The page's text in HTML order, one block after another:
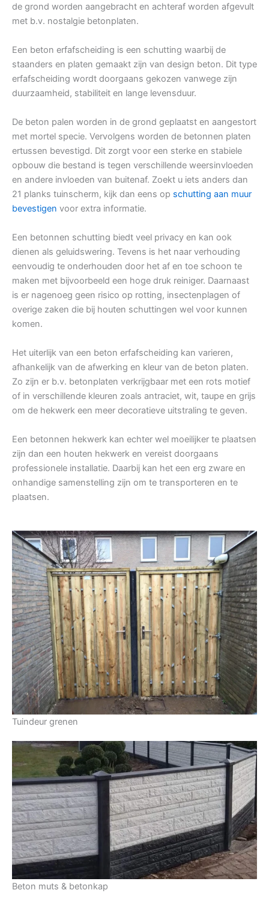
de grond worden aangebracht en achteraf worden afgevult
met b.v. nostalgie betonplaten.
Een beton erfafscheiding is een schutting waarbij de
staanders en platen gemaakt zijn van design beton. Dit type
erfafscheiding wordt doorgaans gekozen vanwege zijn
duurzaamheid, stabiliteit en lange levensduur.
De beton palen worden in de grond geplaatst en aangestort
met mortel specie. Vervolgens worden de betonnen platen
ertussen bevestigd. Dit zorgt voor een sterke en stabiele
opbouw die bestand is tegen verschillende weersinvloeden
en andere invloeden van buitenaf. Zoekt u iets anders dan
21 planks tuinscherm, kijk dan eens op schutting aan muur
bevestigen voor extra informatie.
Een betonnen schutting biedt veel privacy en kan ook
dienen als geluidswering. Tevens is het naar verhouding
eenvoudig te onderhouden door het af en toe schoon te
maken met bijvoorbeeld een hoge druk reiniger. Daarnaast
is er nagenoeg geen risico op rotting, insectenplagen of
overige zaken die bij houten schuttingen wel voor kunnen
komen.
Het uiterlijk van een beton erfafscheiding kan varieren,
afhankelijk van de afwerking en kleur van de beton platen.
Zo zijn er b.v. betonplaten verkrijgbaar met een rots motief
of in verschillende kleuren zoals antraciet, wit, taupe en grijs
om de hekwerk een meer decoratieve uitstraling te geven.
Een betonnen hekwerk kan echter wel moeilijker te plaatsen
zijn dan een houten hekwerk en vereist doorgaans
professionele installatie. Daarbij kan het een erg zware en
onhandige samenstelling zijn om te transporteren en te
plaatsen.
Tuindeur grenen
Beton muts & betonkap